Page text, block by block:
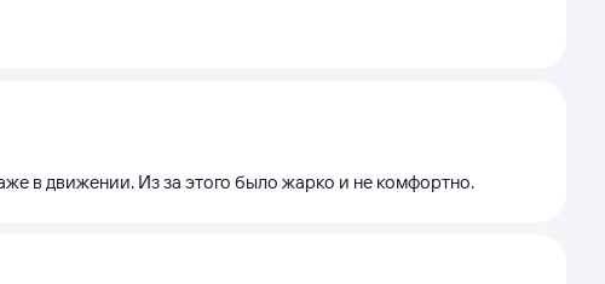
в движении. Из за этого было жарко и не комфортно.